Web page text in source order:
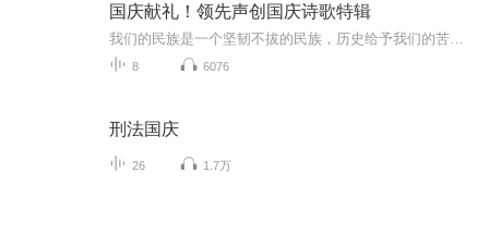
国庆献礼！领先声创国庆诗歌特辑
8 6076
刑法国庆
26 1.7万